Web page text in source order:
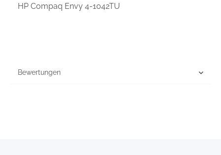
HP Compaq Envy 4-1042TU
Bewertungen